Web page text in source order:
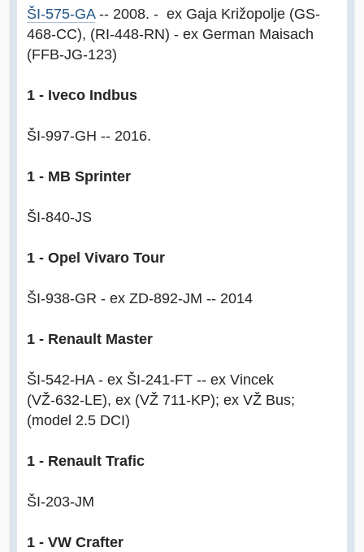
ŠI-575-GA-- 2008. - ex Gaja Križopolje (GS-
468-CC), (RI-448-RN) - ex German Maisach
(FFB-JG-123)
1 - Iveco Indbus
ŠI-997-GH -- 2016.
1 - MB Sprinter
ŠI-840-JS
1 - Opel Vivaro Tour
ŠI-938-GR - ex ZD-892-JM -- 2014
1 - Renault Master
ŠI-542-HA - ex ŠI-241-FT -- ex Vincek
(VŽ-632-LE), ex (VŽ 711-KP); ex VŽ Bus;
(model 2.5 DCI)
1 - Renault Trafic
ŠI-203-JM
1 - VW Crafter